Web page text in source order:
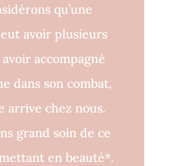
qu’une
avoir plusieurs
accompagné
dans son combat,
arrive chez nous.
grand soin de ce
en beauté*.